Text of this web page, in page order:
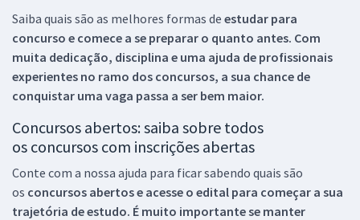
Saiba quais são as melhores formas de estudar para
concurso e comece a se preparar o quanto antes. Com
muita dedicação, disciplina e uma ajuda de profissionais
experientes no ramo dos concursos, a sua chance de
conquistar uma vaga passa a ser bem maior.
Concursos abertos: saiba sobre todos
os concursos com inscrições abertas
Conte com a nossa ajuda para ficar sabendo quais são
os concursos abertos e acesse o edital para começar a sua
trajetória de estudo. É muito importante se manter